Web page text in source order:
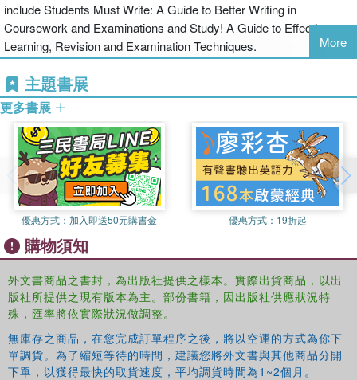
and persuasively – helping to achieve your short and
medium-term goals as a student and your career goals.
include Students Must Write: A Guide to Better Writing in
Coursework and Examinations and Study! A Guide to Effective
Learning, Revision and Examination Techniques.
More
主題書展
更多書展
優惠方式： 加入即送50元購書金 優惠方式： 19折起
購物須知
外文書商品之書封，為出版社提供之樣本。實際出貨商品，以出
版社所提供之現有版本為主。部份書籍，因出版社供應狀況特
殊，匯率將依實際狀況做調整。
無庫存之商品，在您完成訂單程序之後，將以空運的方式為你下
單調貨。為了縮短等待的時間，建議您將外文書與其他商品分開
下單，以獲得最快的取貨速度，平均調貨時間為1~2個月。